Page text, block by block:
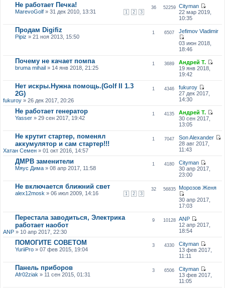
Не работает Печка!
1 2 3
MarevoGolf» 31 дек 2010, 13:31
36 52259
Cityman
22 мар 2019,
10:35
Продам Digifiz
Pipiz » 21 ноя 2013, 15:50
1 6507
Jefimov Vladimir
03 июн 2018,
18:46
Почему не качает помпа
bruma mihail» 14 янв 2018, 21:25
1 3689
Андрей Т.
19 янв 2018,
19:42
Нет искры.Нужна помощь.(Golf II 1.3
2G)
fukuroy» 26 дек 2017, 20:26
1 4346
fukuroy
27 дек 2017,
14:30
Не работает генератор
Yasser» 29 сен 2017, 19:42
1 4135
Андрей Т.
30 сен 2017,
13:05
Не крутит стартер, поменял
аккумулятор и сам стартер!!!
Хатан Семен» 01 окт 2016, 14:57
1 7047
Son Alexander
28 авг 2017,
11:43
ДМРВ заменители
Мяус Дима» 08 апр 2017, 11:58
1 4180
Cityman
30 апр 2017,
23:00
Не включается ближний свет
1 2 3
alex12mosk » 06 июл 2009, 14:16
32 56835
Морозов Женя
30 апр 2017,
17:03
Перестала заводиться, Электрика
работает наобот
ANP» 10 апр 2017, 22:30
9 10128
ANP
12 апр 2017,
18:54
ПОМОГИТЕ СОВЕТОМ
YuriiPro» 07 фев 2015, 19:04
3 4330
Cityman
13 фев 2017,
11:11
Панель приборов
Afr02ziak » 11 сен 2015, 01:31
3 6506
Cityman
13 фев 2017,
11:05